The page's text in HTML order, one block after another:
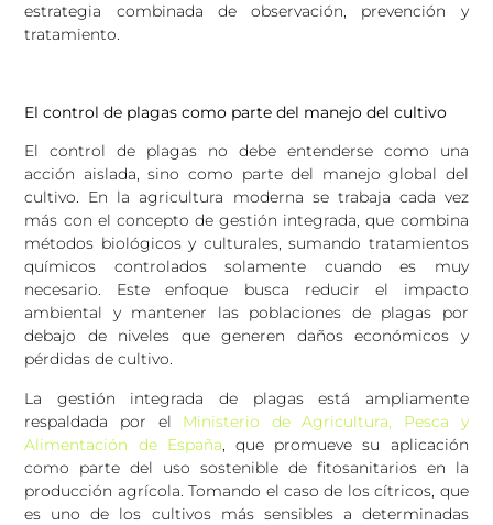
estrategia combinada de observación, prevención y
tratamiento.
El control de plagas como parte del manejo del cultivo
El control de plagas no debe entenderse como una
acción aislada, sino como parte del manejo global del
cultivo. En la agricultura moderna se trabaja cada vez
más con el concepto de gestión integrada, que combina
métodos biológicos y culturales, sumando tratamientos
químicos controlados solamente cuando es muy
necesario. Este enfoque busca reducir el impacto
ambiental y mantener las poblaciones de plagas por
debajo de niveles que generen daños económicos y
pérdidas de cultivo.
La gestión integrada de plagas está ampliamente
respaldada por el Ministerio de Agricultura, Pesca y
Alimentación de España, que promueve su aplicación
como parte del uso sostenible de fitosanitarios en la
producción agrícola. Tomando el caso de los cítricos, que
es uno de los cultivos más sensibles a determinadas